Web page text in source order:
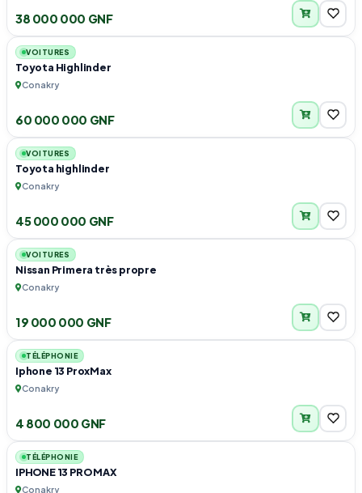
38 000 000 GNF
VOITURES
Toyota Highlinder
Conakry
60 000 000 GNF
VOITURES
Toyota highlinder
Conakry
45 000 000 GNF
VOITURES
Nissan Primera très propre
Conakry
19 000 000 GNF
TÉLÉPHONIE
Iphone 13 ProxMax
Conakry
4 800 000 GNF
TÉLÉPHONIE
IPHONE 13 PRO MAX
Conakry